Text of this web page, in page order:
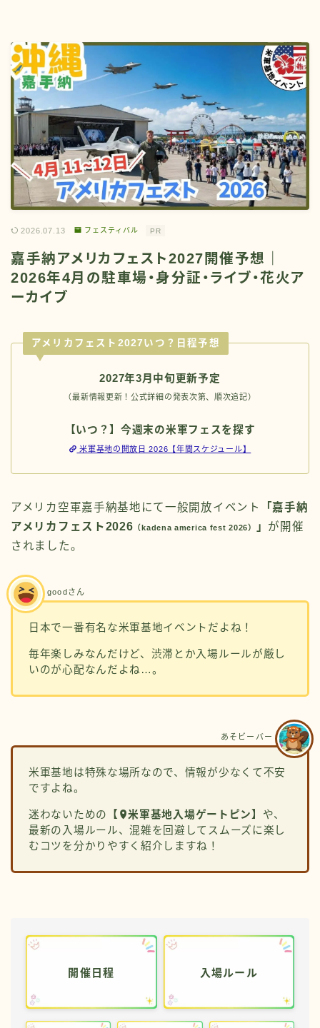
2026.07.13 フェスティバル PR
嘉手納アメリカフェスト2027開催予想｜
2026年4月の駐車場・身分証・ライブ・花火ア
ーカイブ
アメリカフェスト2027いつ？日程予想
2027年3月中旬更新予定
（最新情報更新！公式詳細の発表次第、順次追記）
【いつ？】今週末の米軍フェスを探す
米軍基地の開放日 2026【年間スケジュール】
アメリカ空軍嘉手納基地にて一般開放イベント
「嘉手納
アメリカフェスト2026 （kadena america fest 2026） 」 が開催
されました。
日本で一番有名な米軍基地イベントだよね！
毎年楽しみなんだけど、渋滞とか入場ルールが厳し
いのが心配なんだよね…。
goodさん
米軍基地は特殊な場所なので、情報が少なくて不安
ですよね。
迷わないための 【 米軍基地入場ゲートピン】 や、
最新の入場ルール、混雑を回避してスムーズに楽し
むコツを分かりやすく紹介しますね！
あそビーバー
開催日程 入場ルール